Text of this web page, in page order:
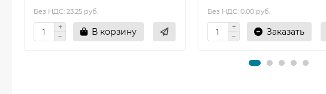
Без НДС: 23.25 руб.
В корзину
Без НДС: 0.00 руб.
Заказать